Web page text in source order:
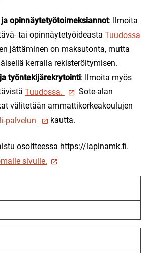
opinnäytetyötoimeksiannot: Ilmoita
tai opinnäytetyöideasta Tuudossa
jättäminen on maksutonta, mutta
kerralla rekisteröitymisen.
ja työntekijärekrytointi: Ilmoita myös
Tuudossa.
Sote-alan
välitetään ammattikorkeakoulujen
palvelun kautta.
osoitteessa https://lapinamk.fi.
sivulle.